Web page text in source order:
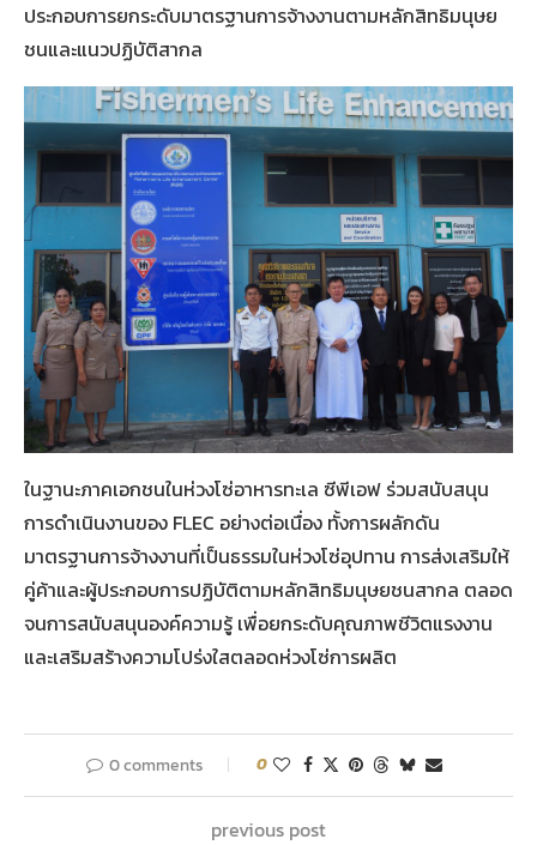
ประกอบการยกระดับมาตรฐานการจ้างงานตามหลักสิทธิมนุษย
ชนและแนวปฏิบัติสากล
ในฐานะภาคเอกชนในห่วงโซ่อาหารทะเล ซีพีเอฟ ร่วมสนับสนุน
การดำเนินงานของ FLEC อย่างต่อเนื่อง ทั้งการผลักดัน
มาตรฐานการจ้างงานที่เป็นธรรมในห่วงโซ่อุปทาน การส่งเสริมให้
คู่ค้าและผู้ประกอบการปฏิบัติตามหลักสิทธิมนุษยชนสากล ตลอด
จนการสนับสนุนองค์ความรู้ เพื่อยกระดับคุณภาพชีวิตแรงงาน
และเสริมสร้างความโปร่งใสตลอดห่วงโซ่การผลิต
0 comments 0
previous post